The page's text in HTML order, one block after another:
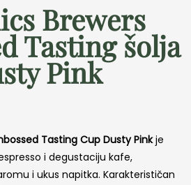
Brewers
Tasting šolja
Pink
Tasting Cup Dusty Pinkje
i degustaciju kafe,
i ukus napitka. Karakterističan